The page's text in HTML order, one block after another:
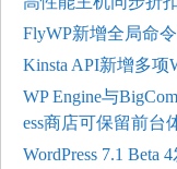
FlyWP新增全局命
Kinsta API新增多项
WP Engine与
ess商店可保留前台
WordPress 7.1